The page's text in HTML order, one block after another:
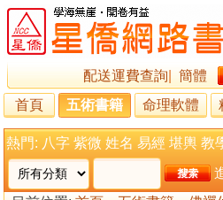
配送運費查詢
簡體
首頁
五術書籍 命理軟體
熱門: 八字 紫微 姓名 易經 堪輿 教